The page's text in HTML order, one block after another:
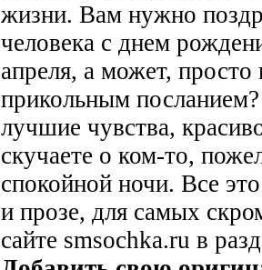
жизни. Вам нужно
человека с днем
апреля, а может, просто
прикольным
лучшие чувства,
скучаете о ком-то,
спокойной ночи. Все
и прозе, для самых
сайте smsochka.ru в